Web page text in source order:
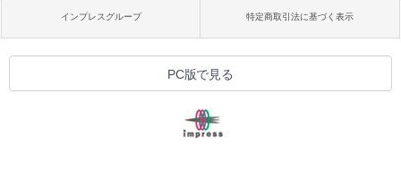
インプレスグループ 特定商取引法に基づく表示
PC版で見る